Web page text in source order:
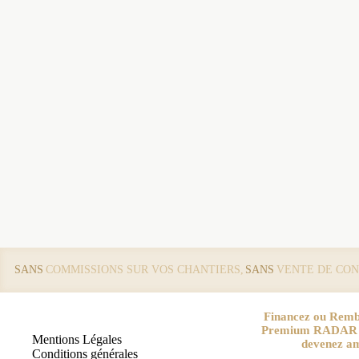
SANS COMMISSIONS SUR VOS CHANTIERS, SANS VENTE DE
Mentions Légales
Conditions générales
Financez ou
Premium
devenez